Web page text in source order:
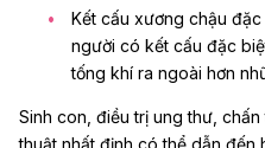
Kết cấu xương chậu
người có kết cấu đặc
tống khí ra ngoài hơn
Sinh con, điều trị ung thư,
thuật nhất định có thể dẫn đến